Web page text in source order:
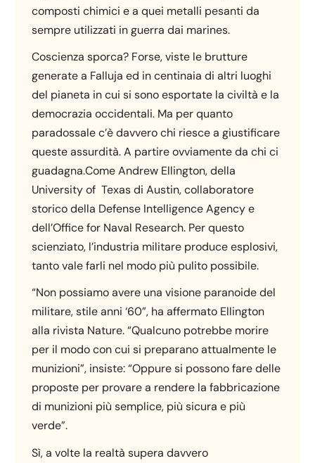
composti chimici e a quei metalli pesanti da
sempre utilizzati in guerra dai marines.
Coscienza sporca? Forse, viste le brutture
generate a Falluja ed in centinaia di altri luoghi
del pianeta in cui si sono esportate la civiltà e la
democrazia occidentali. Ma per quanto
paradossale c’è davvero chi riesce a giustificare
queste assurdità. A partire ovviamente da chi ci
guadagna.Come Andrew Ellington, della
University of Texas di Austin, collaboratore
storico della Defense Intelligence Agency e
dell’Office for Naval Research. Per questo
scienziato, l’industria militare produce esplosivi,
tanto vale farli nel modo più pulito possibile.
“Non possiamo avere una visione paranoide del
militare, stile anni ‘60”, ha affermato Ellington
alla rivista Nature. “Qualcuno potrebbe morire
per il modo con cui si preparano attualmente le
munizioni”, insiste: “Oppure si possono fare delle
proposte per provare a rendere la fabbricazione
di munizioni più semplice, più sicura e più
verde”.
Sì, a volte la realtà supera davvero